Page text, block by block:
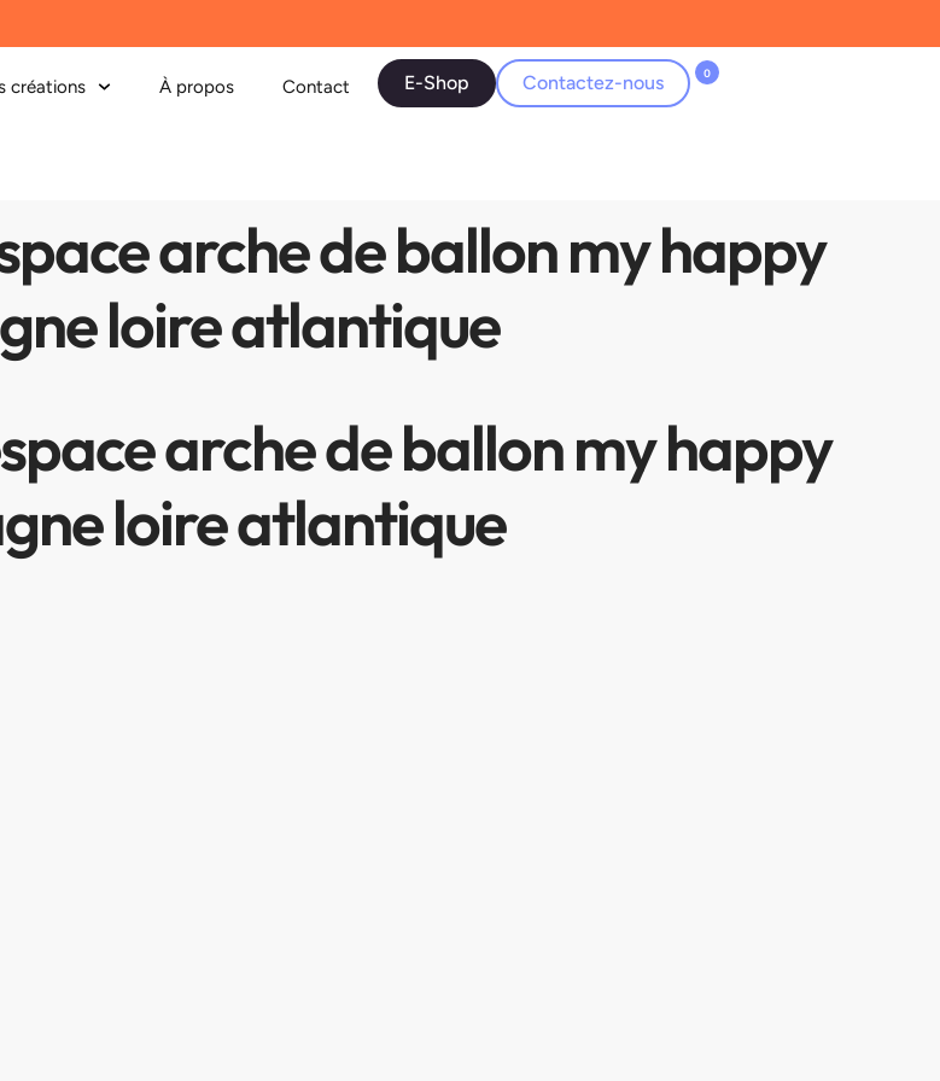
créations À propos Contact E-Shop Contactez-nous 0
arche de ballon my happy
loire atlantique
arche de ballon my happy
loire atlantique